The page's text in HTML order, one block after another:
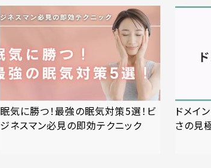
眠気に勝つ！最強の眠気対策5選！ビ
ジネスマン必見の即効テクニック
ドメイ
さの見